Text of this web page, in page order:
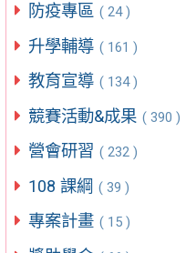
防疫專區 ( 24 )
升學輔導 ( 161 )
教育宣導 ( 134 )
競賽活動&成果 ( 390 )
營會研習 ( 232 )
108 課綱 ( 39 )
專案計畫 ( 15 )